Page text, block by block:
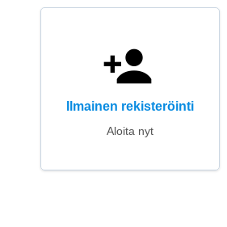
Ilmainen rekisteröinti
Aloita nyt